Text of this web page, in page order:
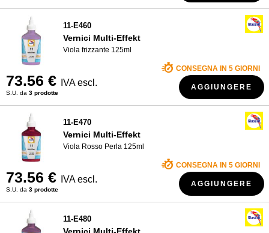
11-E460
Vernici Multi-Effekt
Viola frizzante 125ml
73.56 € IVA escl.
S.U. da 3 prodotte
CONSEGNA IN 5 GIORNI
AGGIUNGERE
11-E470
Vernici Multi-Effekt
Viola Rosso Perla 125ml
73.56 € IVA escl.
S.U. da 3 prodotte
CONSEGNA IN 5 GIORNI
AGGIUNGERE
11-E480